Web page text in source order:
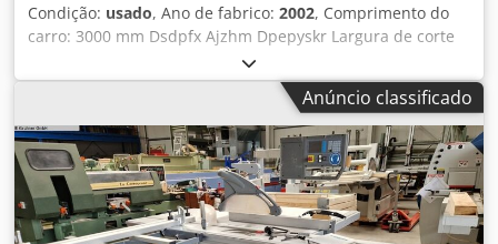
Condição: usado, Ano de fabrico: 2002, Comprimento do
carro: 3000 mm Dsdpfx Ajzhm Dpepyskr Largura de corte
no batente paralelo: 1000 mm Largura de corte no batente
transversal: 3200 mm Profundidade de corte: 154 mm
Riscador: não Ajuste de altura da lâmina: elétrico /
controle de posição Inclinação da lâmina: elétrica /
controle de posição Ajuste do batente paralelo: elétrico /
controle de posição Ajuste do batente transversal: manual
Indicação do ângulo da lâmina: visor digital Indicação da
altura de corte: visor digital Indicação do batente paralelo:
Anúncio classificado